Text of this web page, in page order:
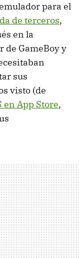
para el
de terceros,
en la
de GameBoy y
sus
visto (de
en App Store,